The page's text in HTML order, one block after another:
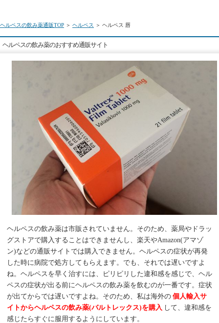
ヘルペスの飲み薬通販TOP ＞ ヘルペス ＞ ヘルペス 唇
ヘルペスの飲み薬のおすすめ通販サイト
ヘルペスの飲み薬は市販されていません。そのため、薬局やドラッ
グストアで購入することはできませんし、楽天やAmazon(アマゾ
ン)などの通販サイトでは購入できません。ヘルペスの症状が再発
した時に病院で処方してもらえます。でも、それでは遅いですよ
ね。ヘルペスを早く治すには、ピリピリした違和感を感じで、ヘル
ペスの症状が出る前にヘルペスの飲み薬を飲むのが一番です。症状
が出てからでは遅いですよね。そのため、私は海外の個人輸入サ
イトからヘルペスの飲み薬(バルトレックス)を購入 して、違和感を
感じたらすぐに服用するようにしています。